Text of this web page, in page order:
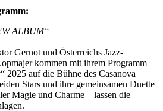
ALBUM“
Gernot und Österreichs Jazz-
kommen mit ihrem Programm
2025 auf die Bühne des Casanova
Stars und ihre gemeinsamen Duette
Magie und Charme – lassen die